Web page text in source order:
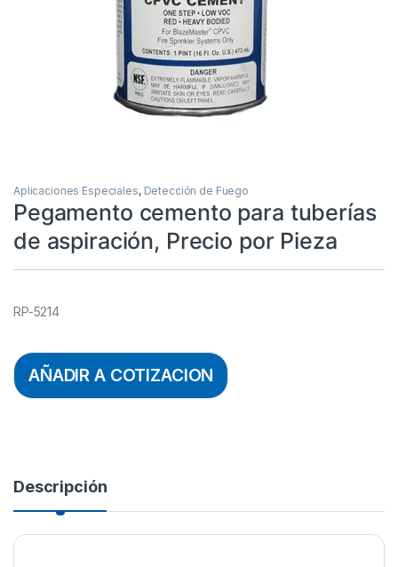
Aplicaciones Especiales, Detección de Fuego
Pegamento cemento para tuberías
de aspiración, Precio por Pieza
RP-5214
AÑADIR A COTIZACION
Descripción